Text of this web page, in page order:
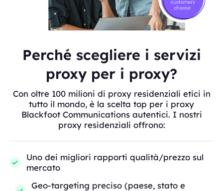
Perché scegliere i servizi
proxy per i proxy?
Con oltre 100 milioni di proxy residenziali etici in
tutto il mondo, è la scelta top per i proxy
Blackfoot Communications autentici. I nostri
proxy residenziali offrono:
Uno dei migliori rapporti qualità/prezzo sul
mercato
Geo-targeting preciso (paese, stato e